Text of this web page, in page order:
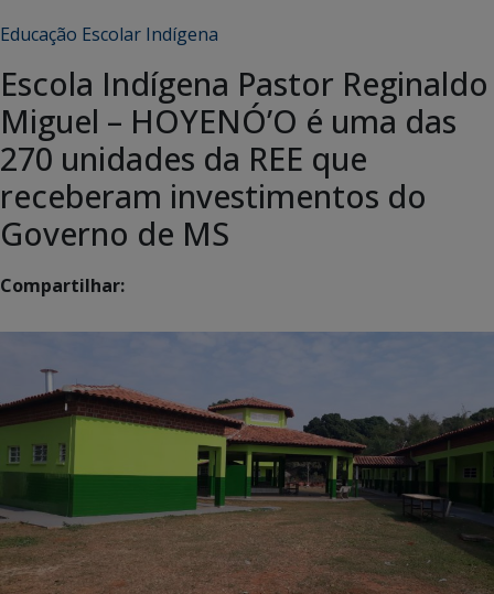
Educação Escolar Indígena
Escola Indígena Pastor Reginaldo
Miguel – HOYENÓ’O é uma das
270 unidades da REE que
receberam investimentos do
Governo de MS
Compartilhar: